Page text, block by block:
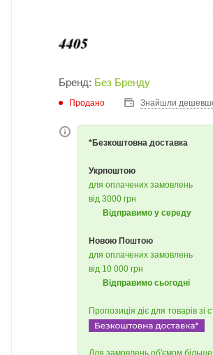
Бренд: Без Бренду
Продано Знайшли
*Безкоштовна доставка
Укрпоштою
для оплачених замовлень
від 3000 грн
Відправимо у середу
Новою Поштою
для оплачених замовлень
від 10 000 грн
Відправимо сьогодні
Пропозиція діє для товарів зі
Для замовлень об'ємом